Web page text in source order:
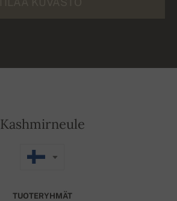
Kashmirneule
TUOTERYHMÄT